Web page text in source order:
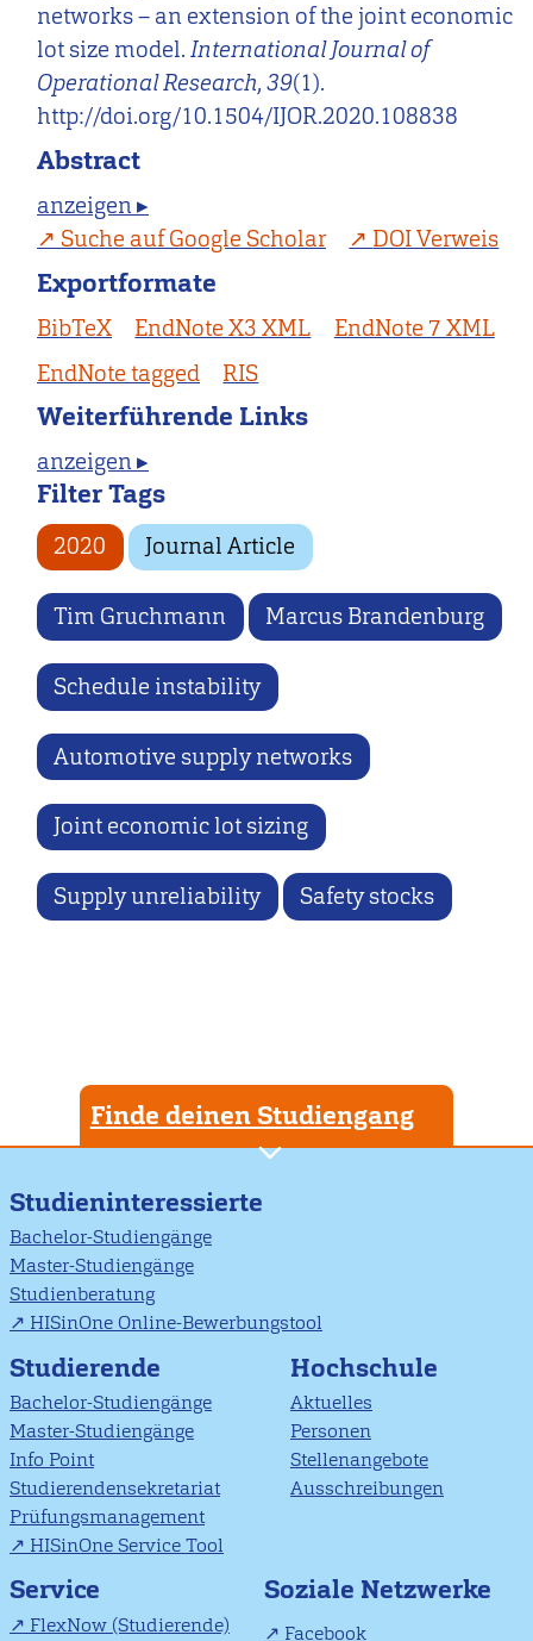
networks – an extension of the joint economic
lot size model.International Journal of
Operational Research,39(1).
http://doi.org/10.1504/IJOR.2020.108838
Abstract
anzeigen ▸
Suche auf Google Scholar
DOI Verweis
Exportformate
BibTeX EndNote X3 XML
EndNote 7 XML
EndNote tagged
RIS
Weiterführende Links
anzeigen ▸
Filter Tags
2020 Journal Article
Tim Gruchmann Marcus Brandenburg
Schedule instability
Automotive supply networks
Joint economic lot sizing
Supply unreliability Safety stocks
Finde deinen Studiengang
Studieninteressierte
Bachelor-Studiengänge
Master-Studiengänge
Studienberatung
HISinOne Online-Bewerbungstool
Studierende
Bachelor-Studiengänge
Master-Studiengänge
Info Point
Studierendensekretariat
Prüfungsmanagement
HISinOne Service Tool
Hochschule
Aktuelles
Personen
Stellenangebote
Ausschreibungen
Service
FlexNow (Studierende)
Soziale Netzwerke
Facebook